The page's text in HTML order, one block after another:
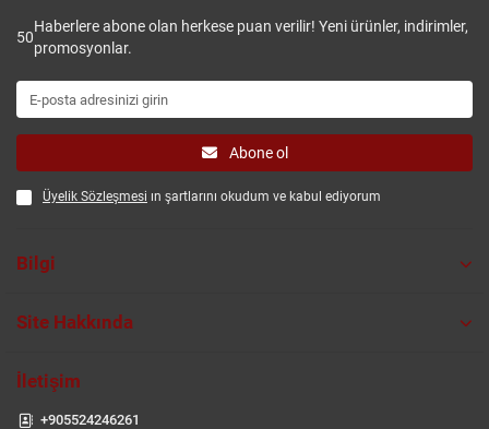
50
Haberlere abone olan herkese puan verilir! Yeni ürünler, indirimler,
promosyonlar.
Abone ol
Üyelik Sözleşmesi ın şartlarını okudum ve kabul ediyorum
Bilgi
Site Hakkında
İletişim
+905524246261